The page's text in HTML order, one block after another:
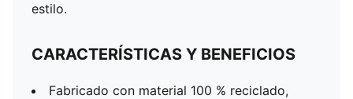
estilo.
CARACTERÍSTICAS Y BENEFICIOS
Fabricado con material 100 % reciclado,